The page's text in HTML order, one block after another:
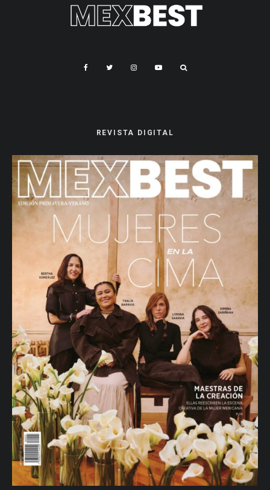
REVISTA DIGITAL